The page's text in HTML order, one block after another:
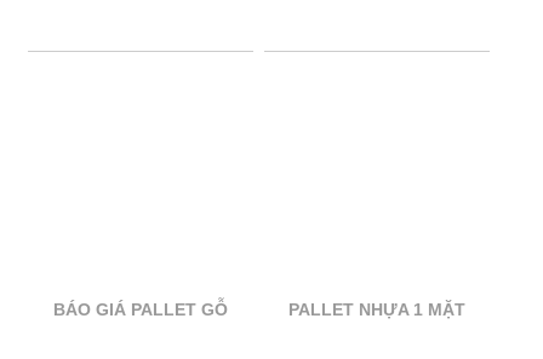
BÁO GIÁ PALLET GỖ PALLET NHỰA 1 MẶT